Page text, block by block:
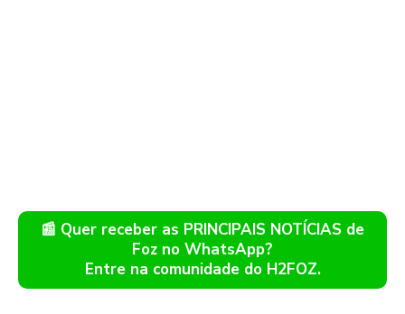
📰 Quer receber as PRINCIPAIS NOTÍCIAS de
Foz no WhatsApp?
Entre na comunidade do H2FOZ.